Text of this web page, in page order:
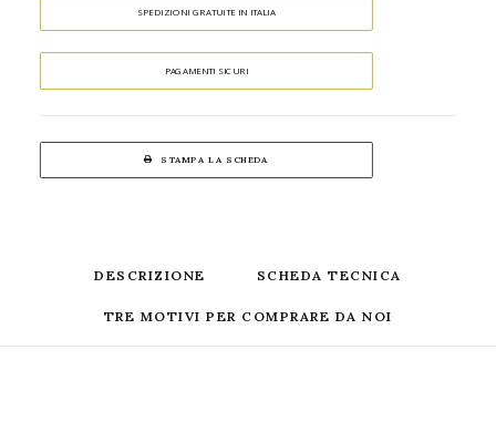
SPEDIZIONI GRATUITE IN ITALIA
PAGAMENTI SICURI
STAMPA LA SCHEDA
DESCRIZIONE SCHEDA TECNICA
TRE MOTIVI PER COMPRARE DA NOI